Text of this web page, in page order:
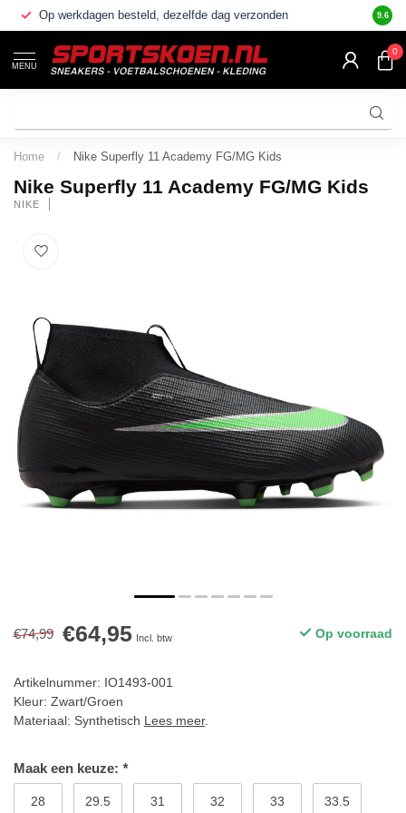
Op werkdagen besteld, dezelfde dag verzonden Grote
9.6
MENU
0
Home / Nike Superfly 11 Academy FG/MG Kids
Nike Superfly 11 Academy FG/MG Kids
NIKE
€74,99 €64,95 Incl. btw Op voorraad
Artikelnummer: IO1493-001
Kleur: Zwart/Groen
Materiaal: Synthetisch Lees meer.
Maak een keuze: *
28 29.5 31 32 33 33.5